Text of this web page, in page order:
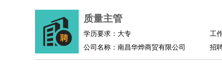
质量主管
学历要求：大专 工
公司名称：南昌华烨商贸有限公司
招